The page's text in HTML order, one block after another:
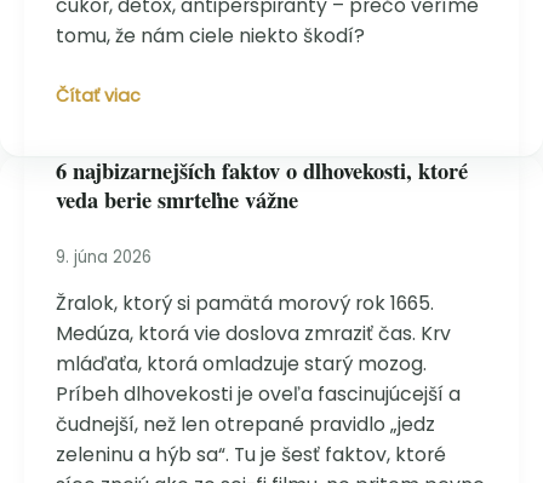
cukor, detox, antiperspiranty – prečo veríme
tomu, že nám ciele niekto škodí?
Sedem
ktoré
veda
vyvrátila
a
prečo
nami
cez
ne
niekto
manipuluje
Čítať viac
6 najbizarnejších faktov o dlhovekosti, ktoré
veda berie smrteľne vážne
9. júna 2026
Žralok, ktorý si pamätá morový rok 1665.
Medúza, ktorá vie doslova zmraziť čas. Krv
mláďaťa, ktorá omladzuje starý mozog.
Príbeh dlhovekosti je oveľa fascinujúcejší a
čudnejší, než len otrepané pravidlo „jedz
zeleninu a hýb sa“. Tu je šesť faktov, ktoré